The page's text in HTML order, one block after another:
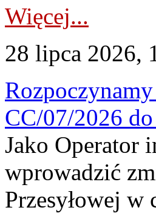
Więcej...
28 lipca 2026,
CC/07/2026
Jako Operator
wprowadzić
Przesyłowej